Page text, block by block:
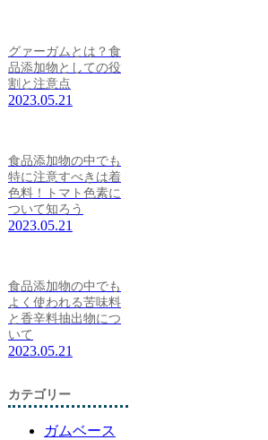
グァーガムとは？食
品添加物としての役
割と注意点
2023.05.21
食品添加物の中でも
特に注意すべきは着
色料！トマト色素に
ついて知ろう
2023.05.21
食品添加物の中でも
よく使われる苦味料
と香辛料抽出物につ
いて
2023.05.21
カテゴリー
ガムベース